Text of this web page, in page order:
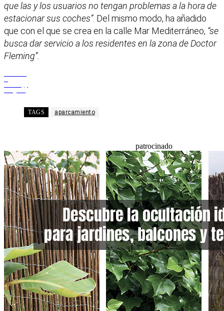
que las y los usuarios no tengan problemas a la hora de
estacionar sus coches”. Del mismo modo, ha añadido
que con el que se crea en la calle Mar Mediterráneo, “se
busca dar servicio a los residentes en la zona de Doctor
Fleming”.
TAGS aparcamiento
patrocinado